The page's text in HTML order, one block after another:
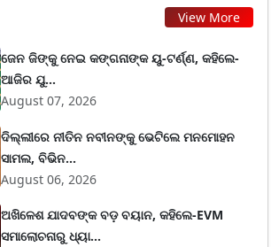
View More
ଜେନ ଜିଙ୍କୁ ନେଇ କଙ୍ଗନାଙ୍କ ୟୁ-ଟର୍ଣ୍ଣ, କହିଲେ-
ଆଜିର ଯୁ...
August 07, 2026
ଦିଲ୍ଲୀରେ ନୀତିନ ନବୀନଙ୍କୁ ଭେଟିଲେ ମନମୋହନ
ସାମଲ, ବିଭିନ...
August 06, 2026
ଅଖିଳେଶ ଯାଦବଙ୍କ ବଡ଼ ବୟାନ, କହିଲେ-EVM
ସମାଲୋଚନାରୁ ଧ୍ୟା...